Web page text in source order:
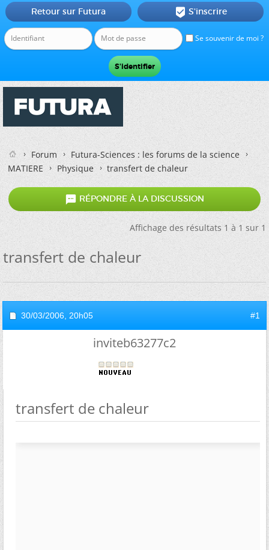
Se souvenir de moi ?
Retour sur Futura  S'inscrire
Forum
Futura-Sciences : les forums de la science
MATIERE
Physique transfert de chaleur
 RÉPONDRE À LA DISCUSSION
Affichage des résultats 1 à 1 sur 1
transfert de chaleur
30/03/2006, 20h05 #1
inviteb63277c2
transfert de chaleur